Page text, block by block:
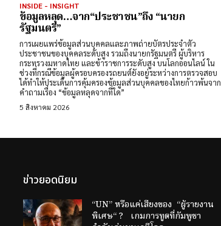
INSIDE - INSIGHT
ข้อมูลหลุด…จาก“ประชาชน”ถึง “นายก
รัฐมนตรี”
การเผยแพร่ข้อมูลส่วนบุคคลและภาพถ่ายบัตรประจำตัว
ประชาชนของบุคคลระดับสูง รวมถึงนายกรัฐมนตรี ผู้บริหาร
กระทรวงมหาดไทย และข้าราชการระดับสูง บนโลกออนไลน์ ใน
ช่วงที่กรณีข้อมูลผู้ครอบครองรถยนต์ยังอยู่ระหว่างการตรวจสอบ
ได้ทำให้ประเด็นการคุ้มครองข้อมูลส่วนบุคคลของไทยก้าวพ้นจาก
คำถามเรื่อง “ข้อมูลหลุดจากที่ใด”
5 สิงหาคม 2026
ข่าวยอดนิยม
“UN” หรือแค่เสียงของ “ผู้รายงาน
พิเศษ“ ? เกมการทูตที่กัมพูชา